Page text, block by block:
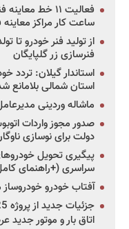
فعالیت ۱۱ خط
ساعت کار مراکز
از تولید فنر خودرو تا
فنرسازی زر گلپایگان
استان شمالی بلامانع
ماشاله وردینی
دولت برای نوسازی
پیگیری تحویل
سراسری (+راهنمای
آفتاب خودرو خودروساز
اتاق بار و موتور